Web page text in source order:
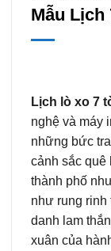
Mẫu
Lịch lò xo 7
nghệ và máy
những bức
cảnh sắc
thành phố
như rung
danh lam
xuân của